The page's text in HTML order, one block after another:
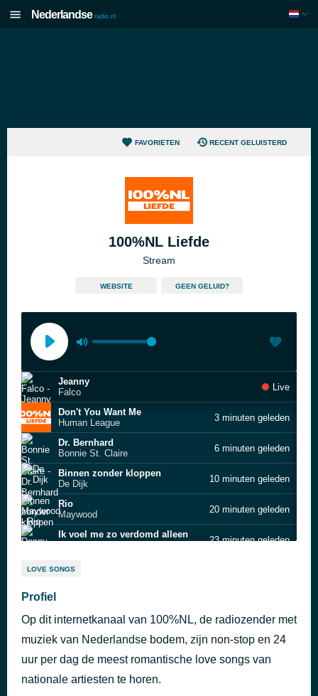
Nederlandse radio.nl
FAVORIETEN RECENT GELUISTERD
100%NL Liefde
Stream
WEBSITE GEEN GELUID?
Jeanny
Falco
Live
Don't You Want Me
Human League
3 minuten geleden
Dr. Bernhard
Bonnie St. Claire
6 minuten geleden
Binnen zonder kloppen
De Dijk
10 minuten geleden
Rio
Maywood
20 minuten geleden
Ik voel me zo verdomd alleen
23 minuten geleden
Think
Ik dans, dus ik besta
Het Goede Doel
I Think We're Alone Now
Tiffany
46 minuten geleden
LOVE SONGS
Profiel
Op dit internetkanaal van 100%NL, de radiozender met
muziek van Nederlandse bodem, zijn non-stop en 24
uur per dag de meest romantische love songs van
nationale artiesten te horen.